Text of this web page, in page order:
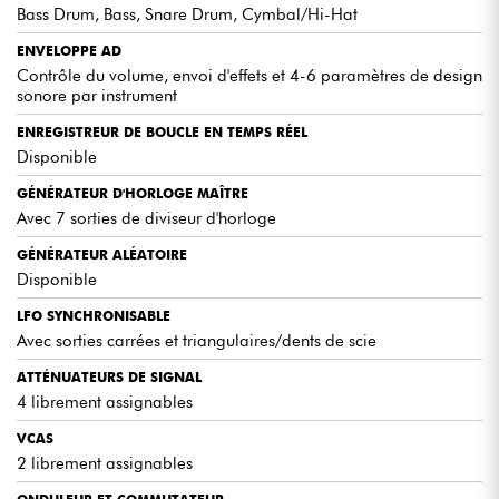
Bass Drum, Bass, Snare Drum, Cymbal/Hi-Hat
ENVELOPPE AD
Contrôle du volume, envoi d'effets et 4-6 paramètres de design
sonore par instrument
ENREGISTREUR DE BOUCLE EN TEMPS RÉEL
Disponible
GÉNÉRATEUR D'HORLOGE MAÎTRE
Avec 7 sorties de diviseur d'horloge
GÉNÉRATEUR ALÉATOIRE
Disponible
LFO SYNCHRONISABLE
Avec sorties carrées et triangulaires/dents de scie
ATTÉNUATEURS DE SIGNAL
4 librement assignables
VCAS
2 librement assignables